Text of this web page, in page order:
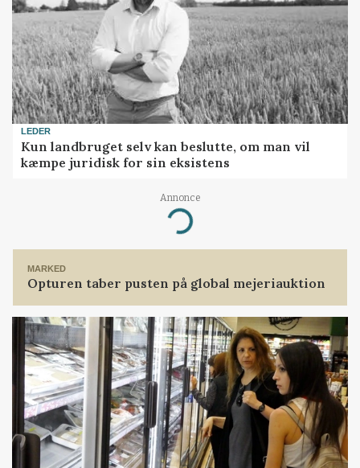
LEDER
Kun landbruget selv kan beslutte, om man vil
kæmpe juridisk for sin eksistens
Annonce
Loading...
MARKED
Opturen taber pusten på global mejeriauktion